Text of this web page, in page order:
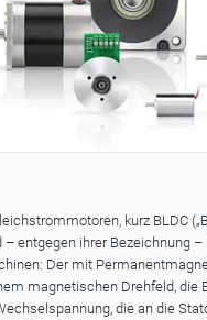
kurz BLDC
– entgegen ihrer Bezeichnung
Der mit
magnetischen Drehfeld, die
die an die